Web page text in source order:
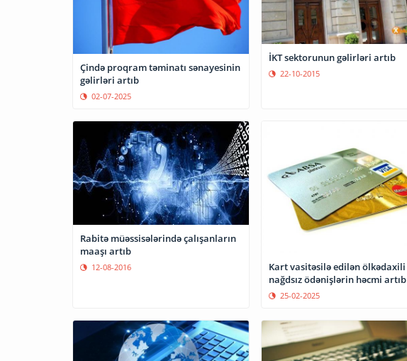
Çində proqram təminatı sənayesinin
gəlirləri artıb
02-07-2025
İKT sektorunun gəlirləri artıb
22-10-2015
Rabitə müəssisələrində çalışanların
maaşı artıb
12-08-2016
Kart vasitəsilə edilən ölkədaxili
nağdsız ödənişlərin həcmi artıb
25-02-2025